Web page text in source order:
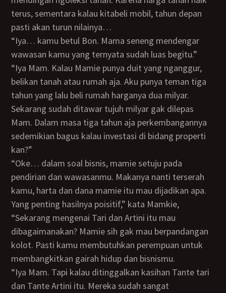
terus, sementara kalau kitabeli mobil, tahun depan
pasti akan turun nilainya…
“Iya… kamu betul Bon. Mama seneng mendengar
wawasan kamu yang ternyata sudah luas begitu.”
“Iya Mam. Kalau Mamie punya duit yang nganggur,
belikan tanah atau rumah aja. Aku punya teman tiga
tahun yang lalu beli rumah harganya dua milyar.
Sekarang sudah ditawar tujuh milyar gak dilepas
Mam. Dalam masa tiga tahun aja perkembangannya
sedemikian bagus kalau investasi di bidang properti
kan?”
“Oke… dalam soal bisnis, mamie setuju pada
pendirian dan wawasanmu. Makanya nanti terserah
kamu, harta dan dana mamie itu mau dijadikan apa.
Yang penting hasilnya poisitif,” kata Mamkie,
“Sekarang mengenai Tari dan Artini itu mau
dibagaimanakan? Mamie sih gak mau berpandangan
kolot. Pasti kamu membutuhkan perempuan untuk
membangkitkan gairah hidup dan bisnismu.
“Iya Mam. Tapi kalau ditinggalkan kasihan Tante tari
dan Tante Artini itu. Mereka sudah sangat